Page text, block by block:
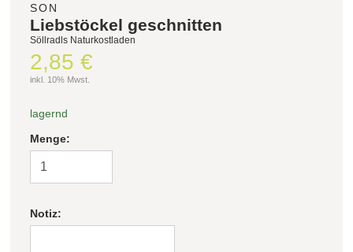
SON
Liebstöckel geschnitten
Söllradls Naturkostladen
2,85 €
inkl. 10% Mwst.
lagernd
Menge:
Notiz: